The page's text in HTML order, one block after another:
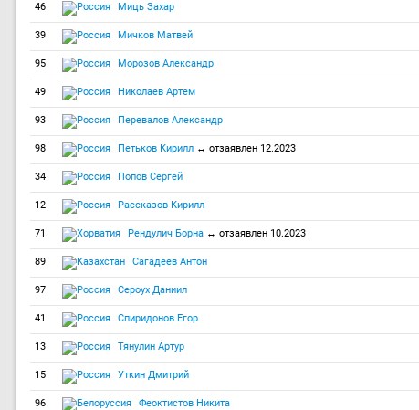
46 Миць Захар
39 Мичков Матвей
95 Морозов Александр
49 Николаев Артем
93 Перевалов Александр
98 Петьков Кирилл ↔ отзаявлен 12.2023
34 Попов Сергей
12 Рассказов Кирилл
71 Рендулич Борна ↔ отзаявлен 10.2023
89 Сагадеев Антон
97 Сероух Даниил
41 Спиридонов Егор
13 Тянулин Артур
15 Уткин Дмитрий
96 Феоктистов Никита